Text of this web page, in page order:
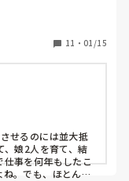
通の手紙が。娘か
てくれた事、自分
わせてくれてる事
。そして、最後に
。1人でポストの前
事多すぎですがま
けないって決意し
れてありがとう」
11 ・ 01/15
せるのには並大抵
、娘2人を育て、結
仕事を何年もしたこ
。でも、ほとんど